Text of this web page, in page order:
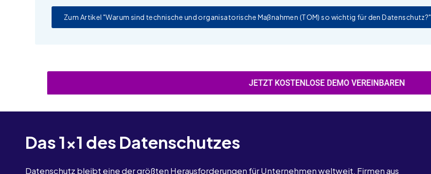
Zum Artikel "Warum sind technische und organisatorische Maßnahmen (TOM) so wichtig für den Datenschutz?"
Das 1x1 des Datenschutzes
Datenschutz bleibt eine der größten Herausforderungen für Unternehmen weltweit. Firmen aus